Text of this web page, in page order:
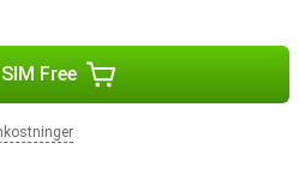
arbejder på store projekter eller
og hastigheden på iPad
at bekymre dig om at løbe tør
tablet.
Free